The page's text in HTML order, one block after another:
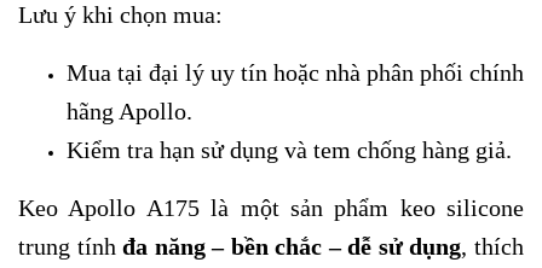
Lưu ý khi chọn mua:
Mua tại đại lý uy tín hoặc nhà phân phối chính
hãng Apollo.
Kiểm tra hạn sử dụng và tem chống hàng giả.
Keo Apollo A175 là một sản phẩm keo silicone
trung tínhđa năng – bền chắc – dễ sử dụng, thích